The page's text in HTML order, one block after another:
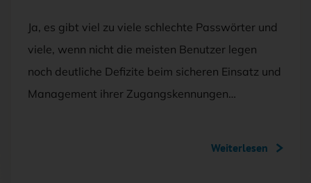
Ja, es gibt viel zu viele schlechte Passwörter und
viele, wenn nicht die meisten Benutzer legen
noch deutliche Defizite beim sicheren Einsatz und
Management ihrer Zugangskennungen…
Weiterlesen